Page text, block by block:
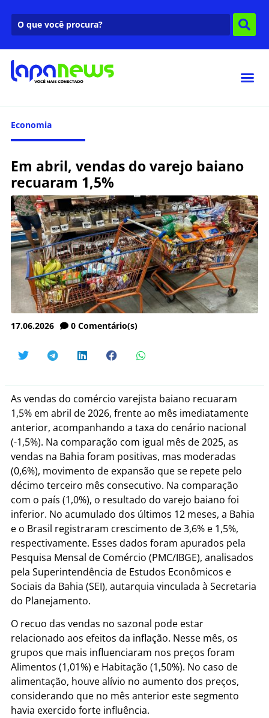
Economia
Em abril, vendas do varejo baiano
recuaram 1,5%
17.06.2026 0 Comentário(s)
As vendas do comércio varejista baiano recuaram
1,5% em abril de 2026, frente ao mês imediatamente
anterior, acompanhando a taxa do cenário nacional
(-1,5%). Na comparação com igual mês de 2025, as
vendas na Bahia foram positivas, mas moderadas
(0,6%), movimento de expansão que se repete pelo
décimo terceiro mês consecutivo. Na comparação
com o país (1,0%), o resultado do varejo baiano foi
inferior. No acumulado dos últimos 12 meses, a Bahia
e o Brasil registraram crescimento de 3,6% e 1,5%,
respectivamente. Esses dados foram apurados pela
Pesquisa Mensal de Comércio (PMC/IBGE), analisados
pela Superintendência de Estudos Econômicos e
Sociais da Bahia (SEI), autarquia vinculada à Secretaria
do Planejamento.
O recuo das vendas no sazonal pode estar
relacionado aos efeitos da inflação. Nesse mês, os
grupos que mais influenciaram nos preços foram
Alimentos (1,01%) e Habitação (1,50%). No caso de
alimentação, houve alívio no aumento dos preços,
considerando que no mês anterior este segmento
havia exercido forte influência.